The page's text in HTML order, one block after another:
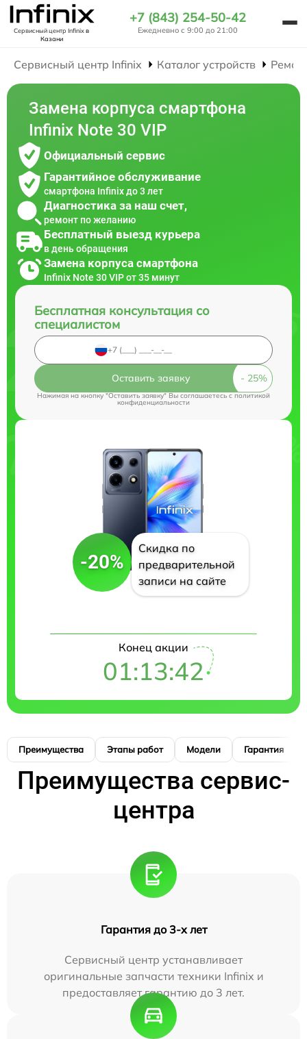
Сервисный центр Infinixв
Казани
+7 (843) 254-50-42
Ежедневно с 9:00 до 21:00
Сервисный центр Infinix Каталог устройств
Замена корпуса смартфона
Infinix Note 30 VIP
Официальный сервис
Гарантийное обслуживание
смартфона Infinix до 3 лет
Диагностика за наш счет,
ремонт по желанию
Бесплатный выезд курьера
в день обращения
Замена корпуса смартфона
Infinix Note 30 VIP от 35 минут
Бесплатная консультация со
специалистом
Оставить заявку
Нажимая на кнопку "Оставить заявку" Вы соглашаетесь cполитикой
конфиденциальности
-20%
Скидка по
предварительной
записи на сайте
Конец акции
01:13:41
Преимущества Этапы работ Модели Гарантия
Преимущества сервис-
центра
Гарантия до 3-х лет
Сервисный центр устанавливает
оригинальные запчасти техники Infinix и
предоставляет гарантию до 3 лет.